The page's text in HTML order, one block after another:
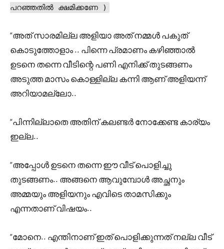
പറഞ്ഞതിൽ ക്ഷമിക്കണേ )
“അത് സാരമില്ല അളിയാ അത് നമ്മൾ പകുത്
കൊടുത്തോളാം .. പിന്നെ പ്രമാണം കഴിഞ്ഞാൽ
ഉടനെ തന്നെ വീടിന്റെ പണി എനിക്ക് തുടങ്ങണം
അടുത്ത മാസം കൊള്ളില്ല കന്നി ആണ് അളിയന്ന്
അറിയാമല്ലോ..
“പിന്നില്ലാതെ അതിന് കലണ്ടർ നോക്കേണ്ട കാര്യം
ഇല്ല..
“അപ്പോൾ ഉടനെ തന്നെ ഈ വീട് പൊളിച്ചു
തുടങ്ങണം.. അങ്ങനെ ആവുമ്പോൾ അച്ഛനും
അമ്മയും അളിയനും എവിടെ താമസിക്കും
എന്നതാണ് വിഷയം..
“മോനെ.. എന്തിനാണ് ഇത് പൊളിക്കുന്നത് നല്ല വീട്